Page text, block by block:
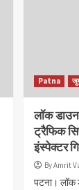
Patna
लॉक डाउन
ट्रैफिक
इंस्पेक्टर
By Amrit
पटना। लॉक